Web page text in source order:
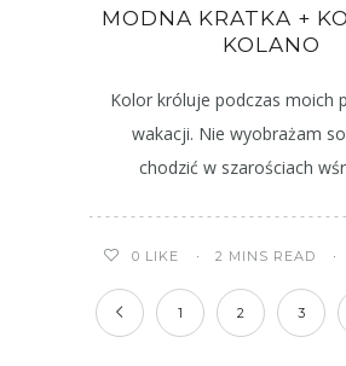
MODNA KRATKA +
KOLANO
Kolor króluje podczas moich
wakacji. Nie wyobrażam
chodzić w szarościach
0 LIKE 2 MINS READ
1 2 3